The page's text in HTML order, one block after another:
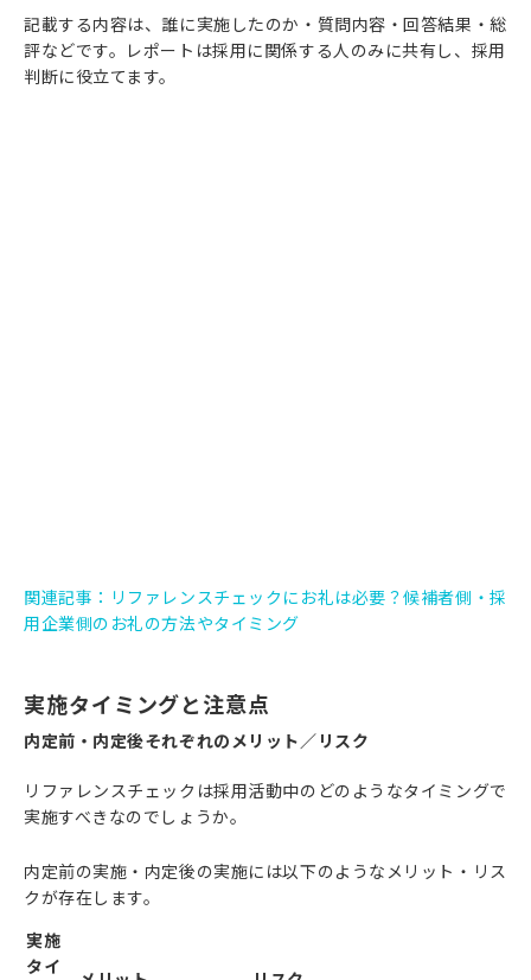
記載する内容は、誰に実施したのか・質問内容・回答結果・総
評などです。レポートは採用に関係する人のみに共有し、採用
判断に役立てます。
関連記事： リファレンスチェックにお礼は必要？候補者側・採
用企業側のお礼の方法やタイミング
実施タイミングと注意点
内定前・内定後それぞれのメリット／リスク
リファレンスチェックは採用活動中のどのようなタイミングで
実施すべきなのでしょうか。
内定前の実施・内定後の実施には以下のようなメリット・リス
クが存在します。
実施
タイ